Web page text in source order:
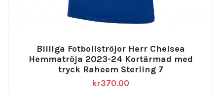
Billiga Fotbollströjor Herr Chelsea
Hemmatröja 2023-24 Kortärmad med
tryck Raheem Sterling 7
kr370.00